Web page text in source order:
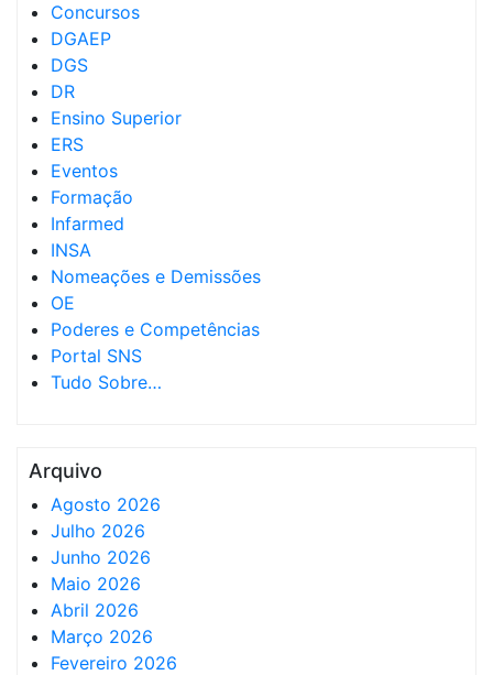
Concursos
DGAEP
DGS
DR
Ensino Superior
ERS
Eventos
Formação
Infarmed
INSA
Nomeações e Demissões
OE
Poderes e Competências
Portal SNS
Tudo Sobre…
Arquivo
Agosto 2026
Julho 2026
Junho 2026
Maio 2026
Abril 2026
Março 2026
Fevereiro 2026